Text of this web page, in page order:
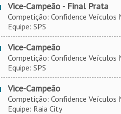
Vice-Campeão - Final Prata
Competição: Confidence Veículos
Equipe: SPS
Vice-Campeão
Competição: Confidence Veículos
Equipe: SPS
Vice-Campeão
Competição: Confidence Veículos
Equipe: Raia City